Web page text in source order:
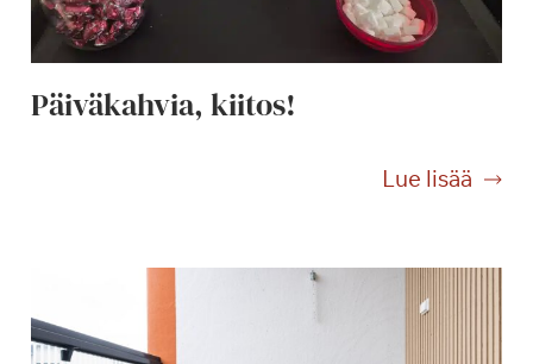
Päiväkahvia, kiitos!
Lue lisää
P
v